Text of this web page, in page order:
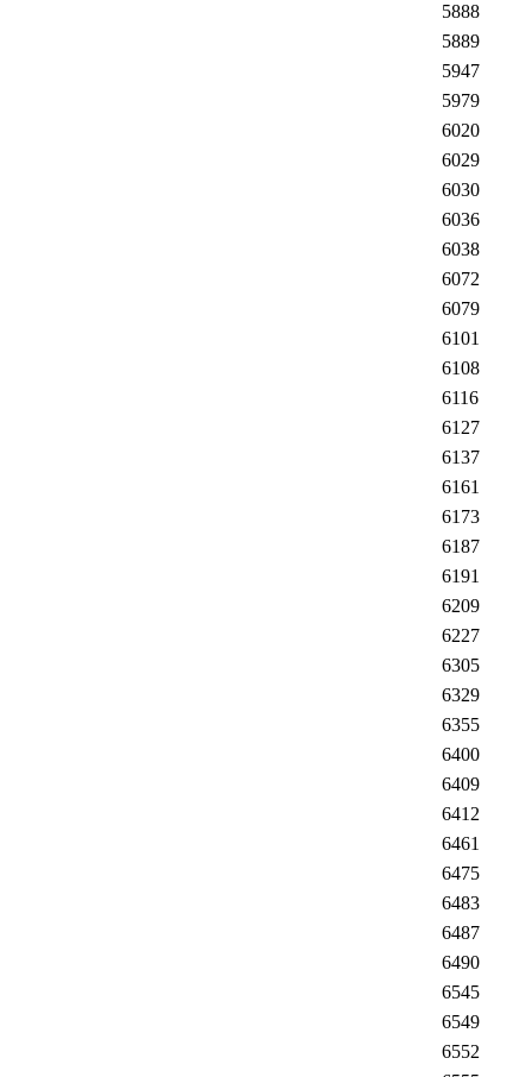
5888
5889
5947
5979
6020
6029
6030
6036
6038
6072
6079
6101
6108
6116
6127
6137
6161
6173
6187
6191
6209
6227
6305
6329
6355
6400
6409
6412
6461
6475
6483
6487
6490
6545
6549
6552